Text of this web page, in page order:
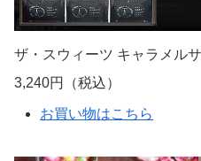
ザ・スウィーツ キャラメル
3,240円（税込）
お買い物はこちら